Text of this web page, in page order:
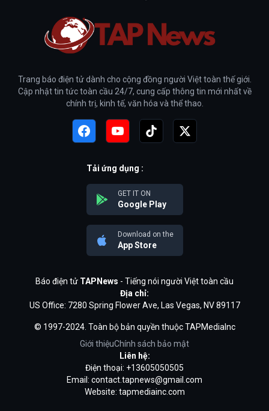
Trang báo điện tử dành cho cộng đồng người Việt toàn thế giới.
Cập nhật tin tức toàn cầu 24/7, cung cấp thông tin mới nhất về
chính trị, kinh tế, văn hóa và thể thao.
Tải ứng dụng :
GET IT ON
Google Play
Download on the
App Store
Báo điện tử TAPNews - Tiếng nói người Việt toàn cầu
Địa chỉ:
US Office: 7280 Spring Flower Ave, Las Vegas, NV 89117
© 1997-2024. Toàn bộ bản quyền thuộc TAPMediaInc
Giới thiệuChính sách bảo mật
Liên hệ:
Điện thoại: +13605050505
Email: contact.tapnews@gmail.com
Website: tapmediainc.com